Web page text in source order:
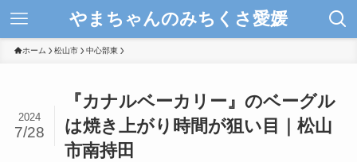
やまちゃんのみちくさ愛媛
ホーム 松山市 中心部東
『カナルベーカリー』のベーグル
は焼き上がり時間が狙い目｜松山
市南持田
2024
7/28